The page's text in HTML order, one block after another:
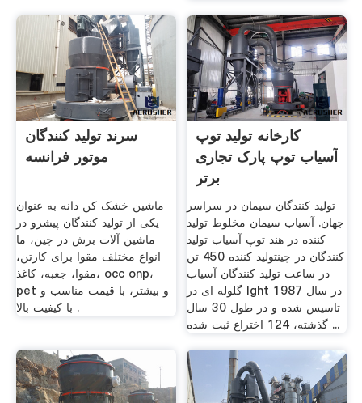
سرند تولید کنندگان
موتور فرانسه
ماشین خشک کن دانه به عنوان
یکی از تولید کنندگان پیشرو در
ماشین آلات برش در چین، ما
انواع مختلف مقوا برای کارتن،
مقوا، جعبه، کاغذ، occ onp،
pet و بیشتر، با قیمت مناسب و
با کیفیت بالا .
کارخانه تولید توپ
آسیاب توپ پارک تجاری
برتر
تولید کنندگان سیمان در سراسر
جهان. آسیاب سیمان مخلوط تولید
کننده در هند توپ آسیاب تولید
کنندگان در چینتولید کننده 450 تن
در ساعت تولید کنندگان آسیاب
گلوله ای در lght در سال 1987
تاسیس شده و در طول 30 سال
گذشته، 124 اختراع ثبت شده ...